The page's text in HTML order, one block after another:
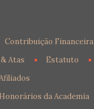
Contribuição Financeira
Atas
Estatuto
da Academia